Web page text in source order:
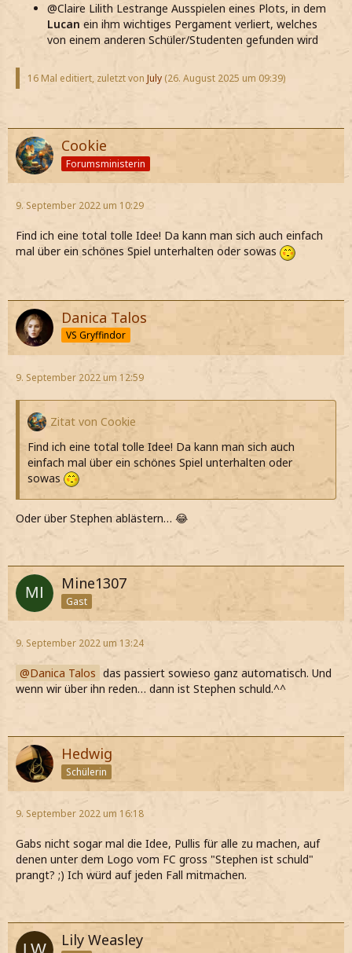
@Claire Lilith Lestrange Ausspielen eines Plots, in dem
Lucan ein ihm wichtiges Pergament verliert, welches
von einem anderen Schüler/Studenten gefunden wird
16 Mal editiert, zuletzt von July (26. August 2025 um 09:39)
Cookie
Forumsministerin
9. September 2022 um 10:29
Find ich eine total tolle Idee! Da kann man sich auch einfach
mal über ein schönes Spiel unterhalten oder sowas
Danica Talos
VS Gryffindor
9. September 2022 um 12:59
Zitat von Cookie
Find ich eine total tolle Idee! Da kann man sich auch
einfach mal über ein schönes Spiel unterhalten oder
sowas
Oder über Stephen ablästern… 😂
Mine1307
Gast
9. September 2022 um 13:24
Danica Talos das passiert sowieso ganz automatisch. Und
wenn wir über ihn reden… dann ist Stephen schuld.^^
Hedwig
Schülerin
9. September 2022 um 16:18
Gabs nicht sogar mal die Idee, Pullis für alle zu machen, auf
denen unter dem Logo vom FC gross "Stephen ist schuld"
prangt? ;) Ich würd auf jeden Fall mitmachen.
Lily Weasley